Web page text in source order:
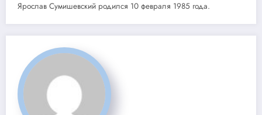
Ярослав Сумишевский родился 10 февраля 1985 года.